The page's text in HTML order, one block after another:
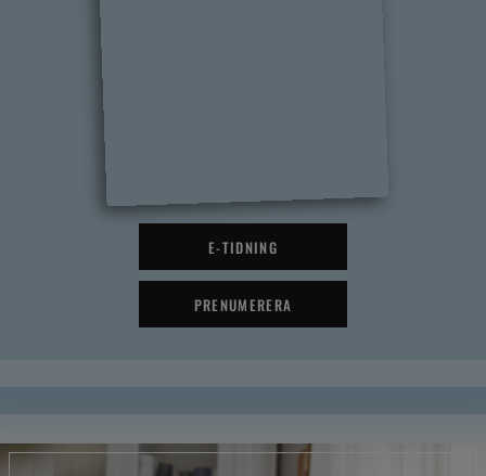
E-TIDNING
PRENUMERERA